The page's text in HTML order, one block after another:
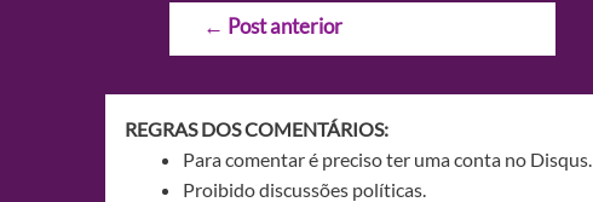
Navegação
← Post anterior
REGRAS DOS COMENTÁRIOS:
Para comentar é preciso ter uma conta no Disqus.
Proibido discussões políticas.